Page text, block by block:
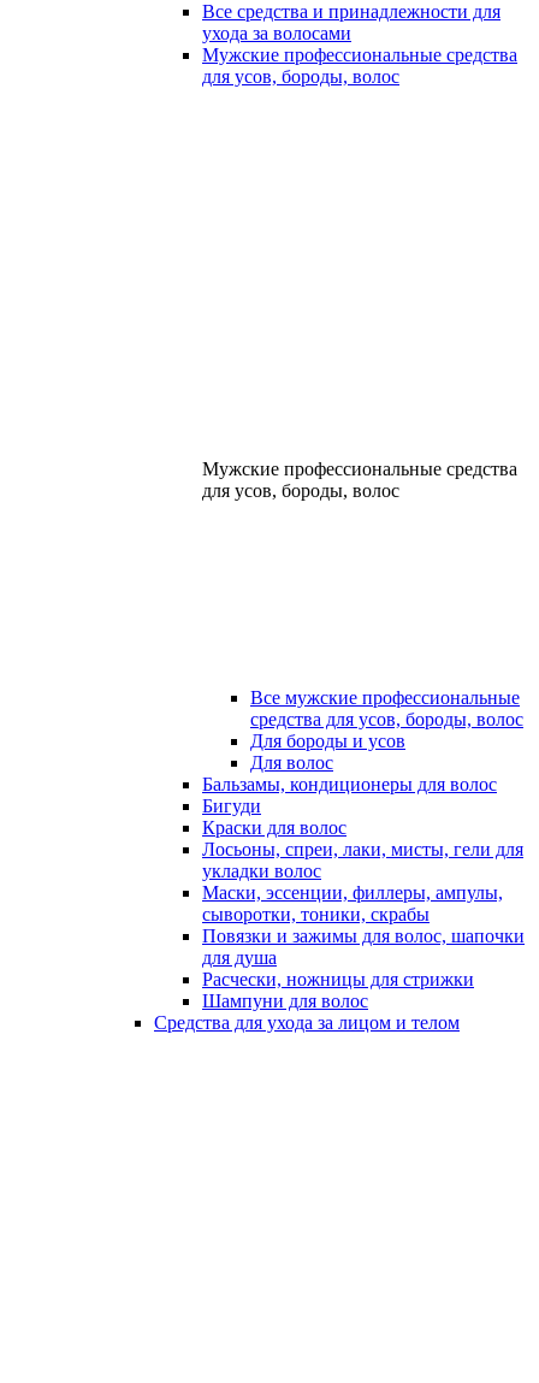
Все средства и принадлежности для
ухода за волосами
Мужские профессиональные средства
для усов, бороды, волос
Мужские профессиональные средства
для усов, бороды, волос
Все мужские профессиональные
средства для усов, бороды, волос
Для бороды и усов
Для волос
Бальзамы, кондиционеры для волос
Бигуди
Краски для волос
Лосьоны, спреи, лаки, мисты, гели для
укладки волос
Маски, эссенции, филлеры, ампулы,
сыворотки, тоники, скрабы
Повязки и зажимы для волос, шапочки
для душа
Расчески, ножницы для стрижки
Шампуни для волос
Средства для ухода за лицом и телом